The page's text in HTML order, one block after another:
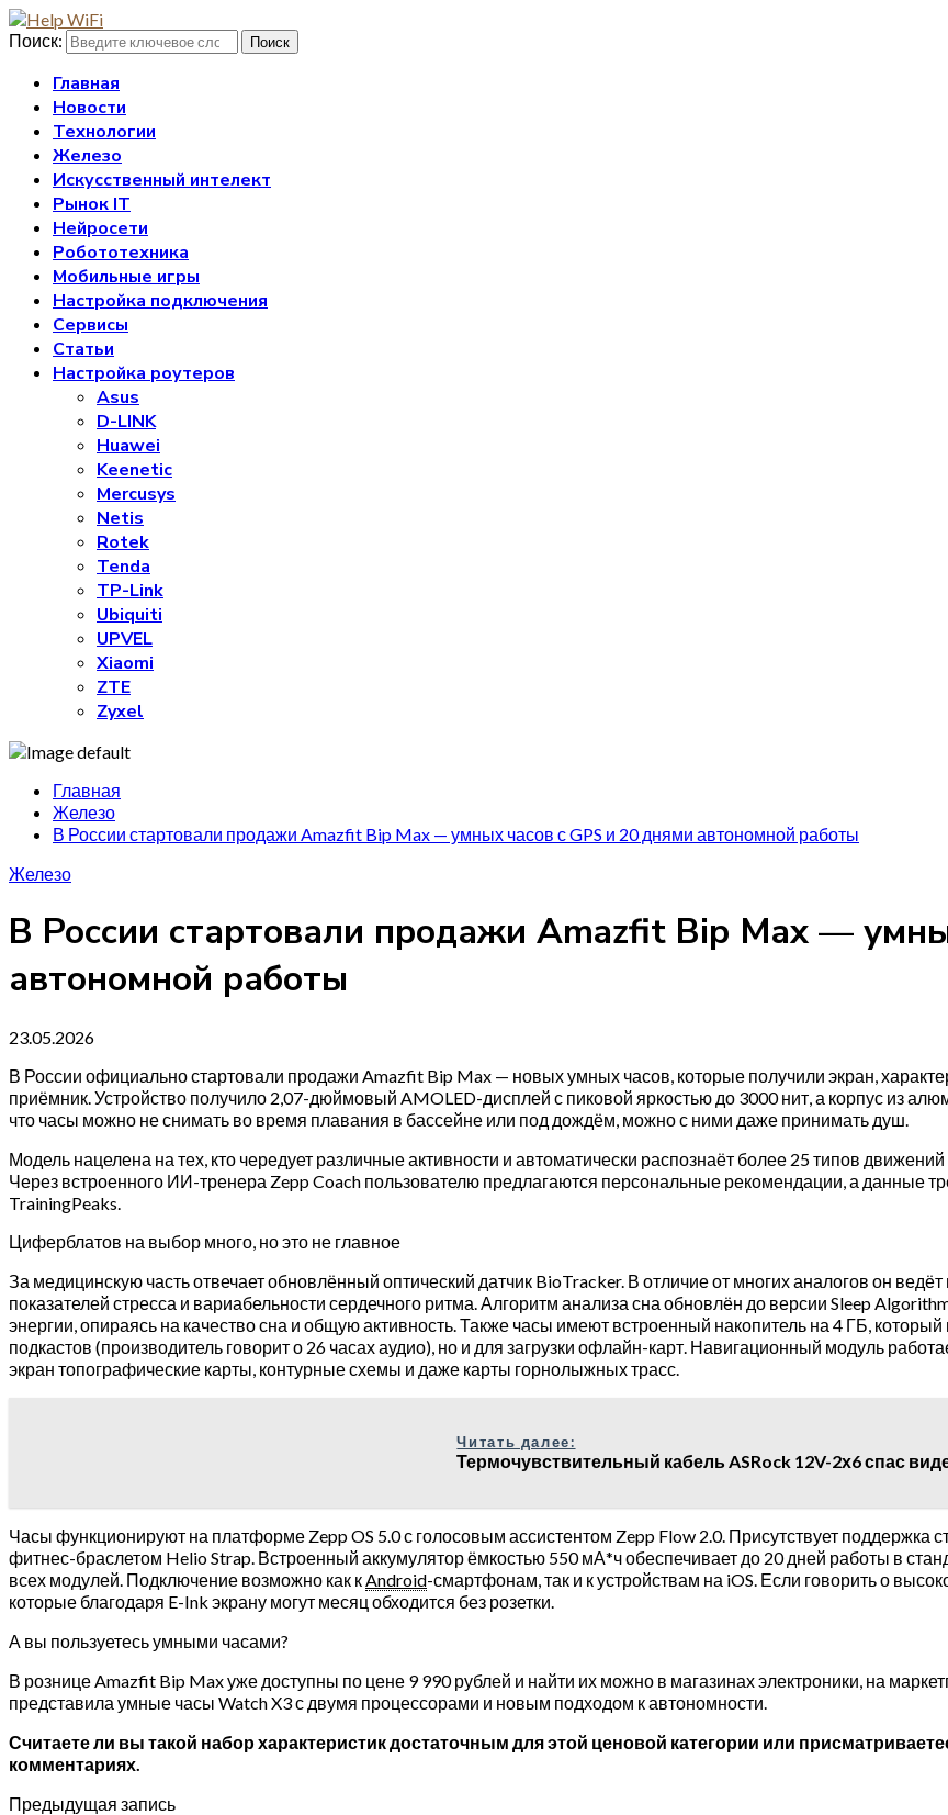
Поиск: Поиск
Главная
Новости
Технологии
Железо
Искусственный интелект
Рынок IT
Нейросети
Робототехника
Мобильные игры
Настройка подключения
Сервисы
Статьи
Настройка роутеров
Asus
D-LINK
Huawei
Keenetic
Mercusys
Netis
Rotek
Tenda
TP-Link
Ubiquiti
UPVEL
Xiaomi
ZTE
Zyxel
Главная
Железо
В России стартовали продажи Amazfit Bip Max — умных часов с GPS и 20 днями автономной работы
Железо
В России стартовали продажи Amazfit Bip Max —
автономной работы
23.05.2026
В России официально стартовали продажи Amazfit Bip Max — новых умных часов, которые получили экран,
приёмник. Устройство получило 2,07-дюймовый AMOLED-дисплей с пиковой яркостью до 3000 нит, а корпус из
что часы можно не снимать во время плавания в бассейне или под дождём, можно с ними даже принимать душ.
Модель нацелена на тех, кто чередует различные активности и автоматически распознаёт более 25 типов
Через встроенного ИИ-тренера Zepp Coach пользователю предлагаются персональные рекомендации, а данные
TrainingPeaks.
Циферблатов на выбор много, но это не главное
За медицинскую часть отвечает обновлённый оптический датчик BioTracker. В отличие от многих аналогов он
показателей стресса и вариабельности сердечного ритма. Алгоритм анализа сна обновлён до версии Sleep
энергии, опираясь на качество сна и общую активность. Также часы имеют встроенный накопитель на 4 ГБ,
подкастов (производитель говорит о 26 часах аудио), но и для загрузки офлайн-карт. Навигационный модуль
экран топографические карты, контурные схемы и даже карты горнолыжных трасс.
Читать далее:
Термочувствительный кабель ASRock 12V-2х6 спас
Часы функционируют на платформе Zepp OS 5.0 с голосовым ассистентом Zepp Flow 2.0. Присутствует
фитнес-браслетом Helio Strap. Встроенный аккумулятор ёмкостью 550 мА*ч обеспечивает до 20 дней работы в
всех модулей. Подключение возможно как кAndroid-смартфонам, так и к устройствам на iOS. Если говорить о
которые благодаря E-Ink экрану могут месяц обходится без розетки.
А вы пользуетесь умными часами?
В рознице Amazfit Bip Max уже доступны по цене 9 990 рублей и найти их можно в магазинах электроники, на
представила умные часы Watch X3 с двумя процессорами и новым подходом к автономности.
Считаете ли вы такой набор характеристик достаточным для этой ценовой категории или
комментариях.
Предыдущая запись